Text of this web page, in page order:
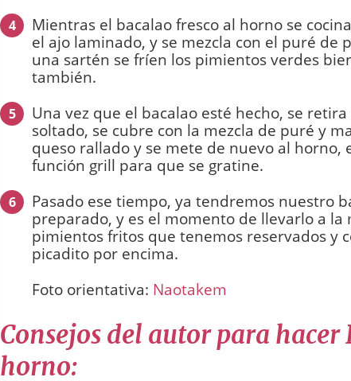
4
Mientras el bacalao fresco al horno se
el ajo laminado, y se mezcla con el puré de
una sartén se fríen los pimientos verdes
también.
5
Una vez que el bacalao esté hecho, se
soltado, se cubre con la mezcla de puré y
queso rallado y se mete de nuevo al horno,
función grill para que se gratine.
6
Pasado ese tiempo, ya tendremos nuestro
preparado, y es el momento de llevarlo a la
pimientos fritos que tenemos reservados y
picadito por encima.
Foto orientativa: Naotakem
Consejos del autor para hacer
horno: